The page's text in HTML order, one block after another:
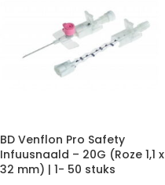
BD Venflon Pro Safety
Infuusnaald – 20G (Roze 1,1 x
32 mm) | 1- 50 stuks